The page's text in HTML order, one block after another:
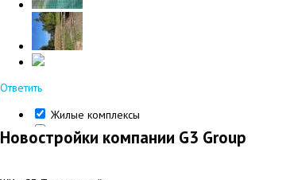
Ответить
Жилые комплексы
Представительства
Новостройки компании G3 Group